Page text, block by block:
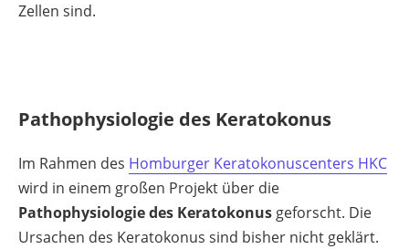
Zellen sind.
Pathophysiologie des Keratokonus
Im Rahmen des Homburger Keratokonuscenters HKC
wird in einem großen Projekt über die
Pathophysiologie des Keratokonus geforscht. Die
Ursachen des Keratokonus sind bisher nicht geklärt.